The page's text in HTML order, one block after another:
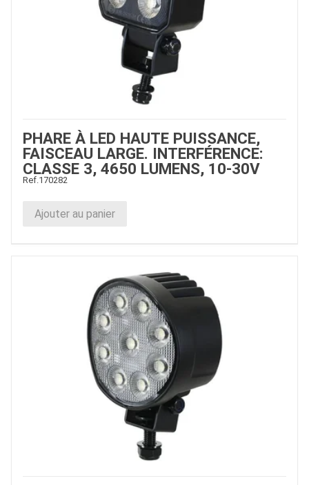
PHARE À LED HAUTE PUISSANCE,
FAISCEAU LARGE. INTERFÉRENCE:
CLASSE 3, 4650 LUMENS, 10-30V
Ref. 170282
Ajouter au panier